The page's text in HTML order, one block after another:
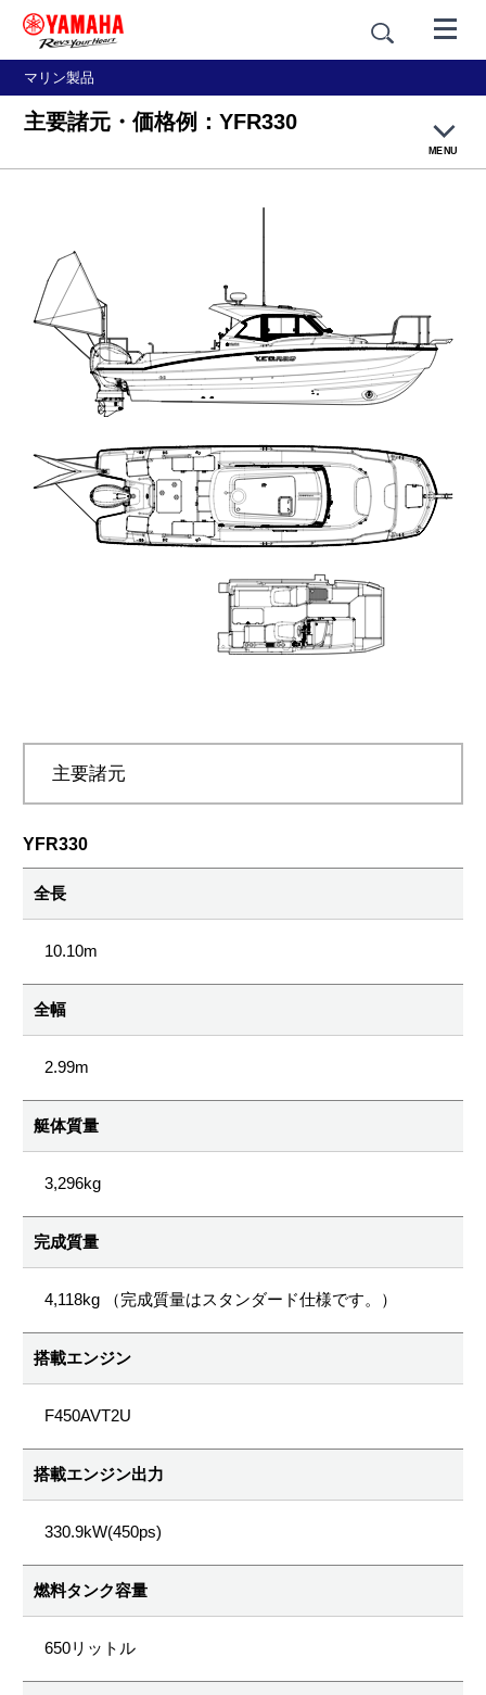
マリン製品
主要諸元・価格例：YFR330
MENU
デザイン
テクノロジー
主要諸元・価格例
主要諸元
YFR330
全長
10.10m
全幅
2.99m
艇体質量
3,296kg
完成質量
4,118kg （完成質量はスタンダード仕様です。）
搭載エンジン
F450AVT2U
搭載エンジン出力
330.9kW(450ps)
燃料タンク容量
650リットル